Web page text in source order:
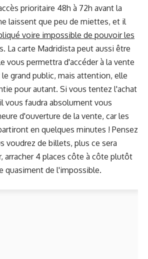
prioritaire 48h à 72h avant la
laissent que peu de miettes, et il
voire impossible de pouvoir les
La carte Madridista peut aussi être
vous permettra d'accéder à la vente
grand public, mais attention, elle
pour autant. Si vous tentez l'achat
vous faudra absolument vous
d'ouverture de la vente, car les
en quelques minutes ! Pensez
voudrez de billets, plus ce sera
arracher 4 places côte à côte plutôt
quasiment de l'impossible.